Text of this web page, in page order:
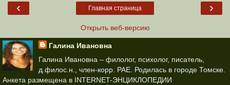
‹ ›
Главная страница
Открыть веб-версию
Галина Ивановна
Галина Ивановна – филолог, психолог, писатель,
д.филос.н., член-корр. РАЕ. Родилась в городе Томске.
Анкета размещена в INTERNET-ЭНЦИКЛОПЕДИИ